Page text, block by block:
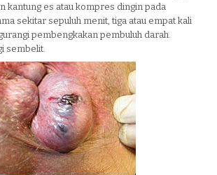
kantung es atau kompres dingin pada
sekitar sepuluh menit, tiga atau empat kali
pembengkakan pembuluh darah.
sembelit.